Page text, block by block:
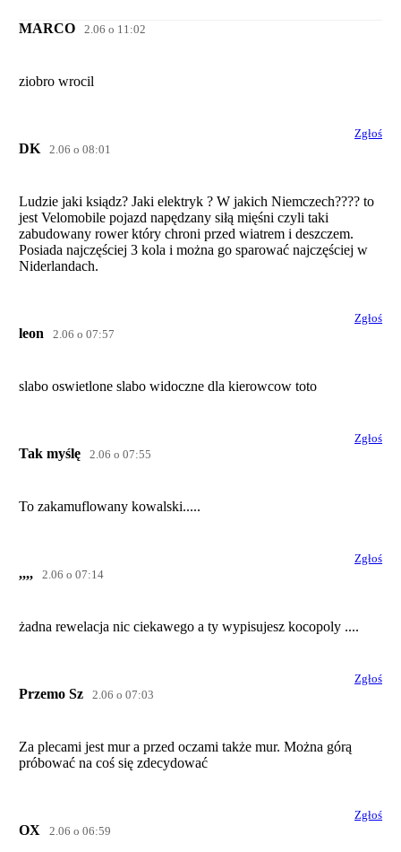
MARCO 2.06 o 11:02
ziobro wrocil
Zgłoś
DK 2.06 o 08:01
Ludzie jaki ksiądz? Jaki elektryk ? W jakich Niemczech???? to
jest Velomobile pojazd napędzany siłą mięśni czyli taki
zabudowany rower który chroni przed wiatrem i deszczem.
Posiada najczęściej 3 kola i można go sparować najczęściej w
Niderlandach.
Zgłoś
leon 2.06 o 07:57
slabo oswietlone slabo widoczne dla kierowcow toto
Zgłoś
Tak myślę 2.06 o 07:55
To zakamuflowany kowalski.....
Zgłoś
,,,, 2.06 o 07:14
żadna rewelacja nic ciekawego a ty wypisujesz kocopoly ....
Zgłoś
Przemo Sz 2.06 o 07:03
Za plecami jest mur a przed oczami także mur. Można górą
próbować na coś się zdecydować
Zgłoś
OX 2.06 o 06:59